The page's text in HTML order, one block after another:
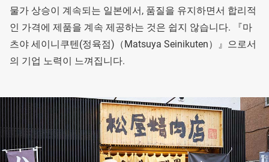
물가 상승이 계속되는 일본에서, 품질을 유지하면서 합리적
인 가격에 제품을 계속 제공하는 것은 쉽지 않습니다. 『마
츠야 세이니쿠텐(정육점)（Matsuya Seinikuten）』으로서
의 기업 노력이 느껴집니다.